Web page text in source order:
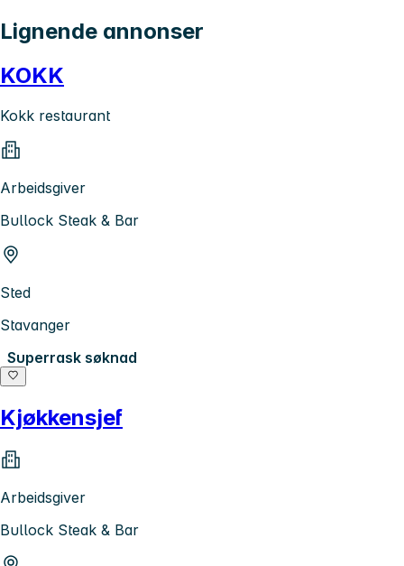
Lignende annonser
KOKK
Kokk restaurant
Arbeidsgiver
Bullock Steak & Bar
Sted
Stavanger
Superrask søknad
Kjøkkensjef
Arbeidsgiver
Bullock Steak & Bar